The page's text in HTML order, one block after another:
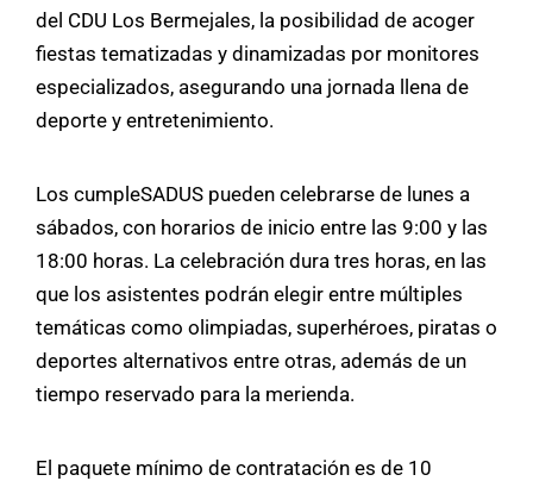
del CDU Los Bermejales, la posibilidad de acoger
fiestas tematizadas y dinamizadas por monitores
especializados, asegurando una jornada llena de
deporte y entretenimiento.
Los cumpleSADUS pueden celebrarse de lunes a
sábados, con horarios de inicio entre las 9:00 y las
18:00 horas. La celebración dura tres horas, en las
que los asistentes podrán elegir entre múltiples
temáticas como olimpiadas, superhéroes, piratas o
deportes alternativos entre otras, además de un
tiempo reservado para la merienda.
El paquete mínimo de contratación es de 10